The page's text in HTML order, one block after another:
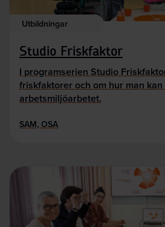
Utbildningar
Studio Friskfaktor
I programserien Studio
friskfaktorer och om hur man
arbetsmiljöarbetet.
SAM, OSA